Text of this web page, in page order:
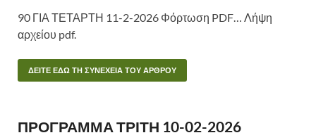
90 ΓΙΑ ΤΕΤΑΡΤΗ 11-2-2026 Φόρτωση PDF… Λήψη
αρχείου pdf.
ΔΕΙΤΕ ΕΔΩ ΤΗ ΣΥΝΕΧΕΙΑ ΤΟΥ ΑΡΘΡΟΥ
ΠΡΟΓΡΑΜΜΑ ΤΡΙΤΗ 10-02-2026